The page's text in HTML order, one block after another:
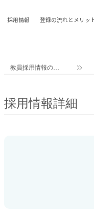
採用情報 登録の流れとメリッ
教員採用情報のイ
採用情報詳細